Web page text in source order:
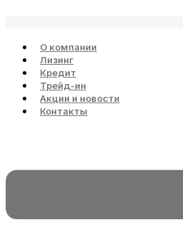
О компании
Лизинг
Кредит
Трейд-ин
Акции и новости
Контакты